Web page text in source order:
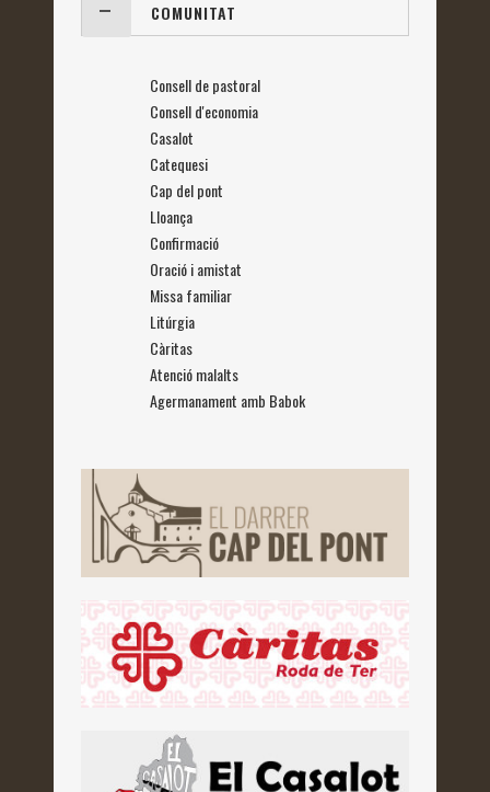
COMUNITAT
Consell de pastoral
Consell d'economia
Casalot
Catequesi
Cap del pont
Lloança
Confirmació
Oració i amistat
Missa familiar
Litúrgia
Càritas
Atenció malalts
Agermanament amb Babok